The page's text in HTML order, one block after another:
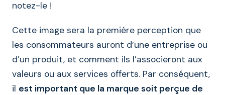
notez-le !
Cette image sera la première perception que
les consommateurs auront d’une entreprise ou
d’un produit, et comment ils l’associeront aux
valeurs ou aux services offerts. Par conséquent,
il est important que la marque soit perçue de